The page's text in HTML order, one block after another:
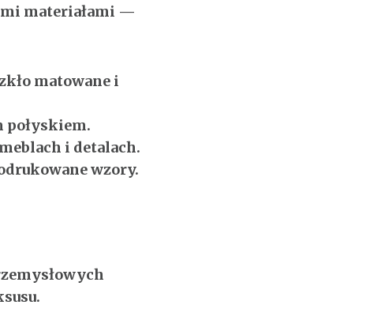
materiałami —
matowane i
połyskiem.
i detalach.
wzory.